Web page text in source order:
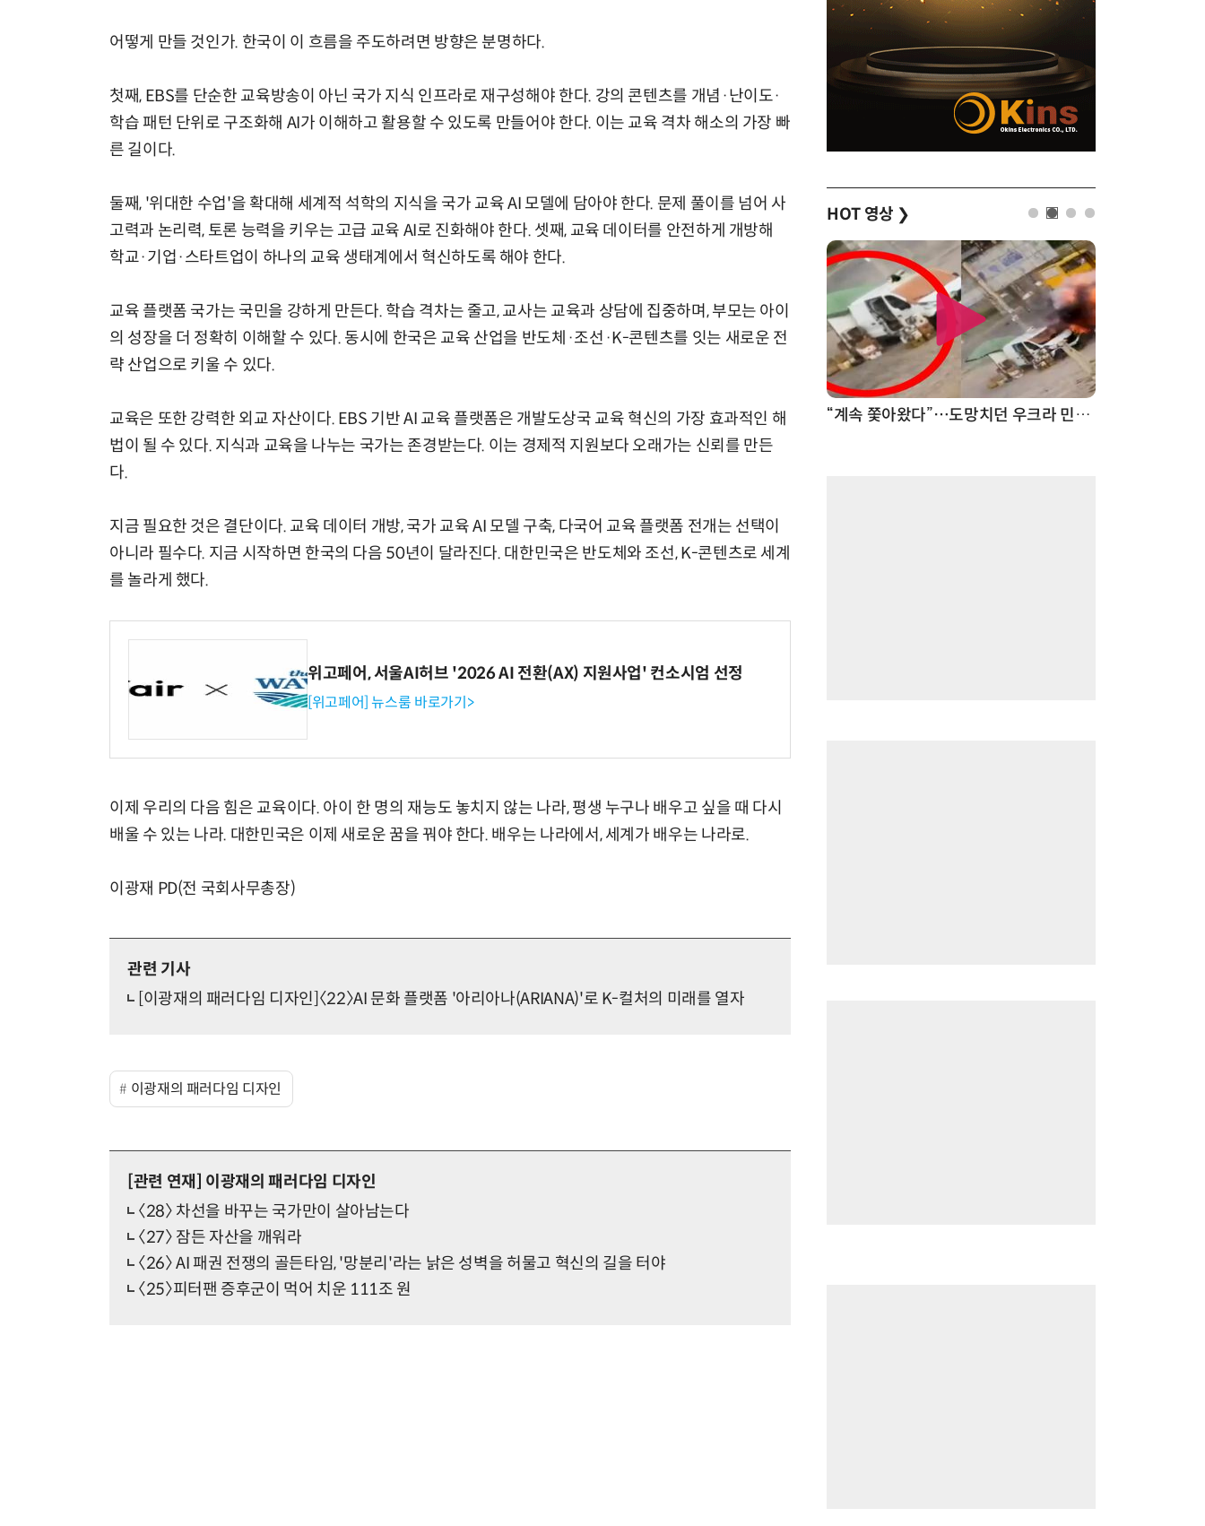
어떻게 만들 것인가. 한국이 이 흐름을 주도하려면 방향은 분명하다.
첫째, EBS를 단순한 교육방송이 아닌 국가 지식 인프라로 재구성해야 한다. 강의 콘텐츠를 개념·난이도·
학습 패턴 단위로 구조화해 AI가 이해하고 활용할 수 있도록 만들어야 한다. 이는 교육 격차 해소의 가장 빠
른 길이다.
둘째, '위대한 수업'을 확대해 세계적 석학의 지식을 국가 교육 AI 모델에 담아야 한다. 문제 풀이를 넘어 사
고력과 논리력, 토론 능력을 키우는 고급 교육 AI로 진화해야 한다. 셋째, 교육 데이터를 안전하게 개방해
학교·기업·스타트업이 하나의 교육 생태계에서 혁신하도록 해야 한다.
교육 플랫폼 국가는 국민을 강하게 만든다. 학습 격차는 줄고, 교사는 교육과 상담에 집중하며, 부모는 아이
의 성장을 더 정확히 이해할 수 있다. 동시에 한국은 교육 산업을 반도체·조선·K-콘텐츠를 잇는 새로운 전
략 산업으로 키울 수 있다.
교육은 또한 강력한 외교 자산이다. EBS 기반 AI 교육 플랫폼은 개발도상국 교육 혁신의 가장 효과적인 해
법이 될 수 있다. 지식과 교육을 나누는 국가는 존경받는다. 이는 경제적 지원보다 오래가는 신뢰를 만든
다.
지금 필요한 것은 결단이다. 교육 데이터 개방, 국가 교육 AI 모델 구축, 다국어 교육 플랫폼 전개는 선택이
아니라 필수다. 지금 시작하면 한국의 다음 50년이 달라진다. 대한민국은 반도체와 조선, K-콘텐츠로 세계
를 놀라게 했다.
위고페어, 서울AI허브 '2026 AI 전환(AX) 지원사업' 컨소시엄 선정
[위고페어] 뉴스룸 바로가기>
이제 우리의 다음 힘은 교육이다. 아이 한 명의 재능도 놓치지 않는 나라, 평생 누구나 배우고 싶을 때 다시
배울 수 있는 나라. 대한민국은 이제 새로운 꿈을 꿔야 한다. 배우는 나라에서, 세계가 배우는 나라로.
이광재 PD(전 국회사무총장)
관련 기사
[이광재의 패러다임 디자인]〈22〉AI 문화 플랫폼 '아리아나(ARIANA)'로 K-컬처의 미래를 열자
이광재의 패러다임 디자인
[관련 연재]
이광재의 패러다임 디자인
〈28〉 차선을 바꾸는 국가만이 살아남는다
〈27〉 잠든 자산을 깨워라
〈26〉 AI 패권 전쟁의 골든타임, '망분리'라는 낡은 성벽을 허물고 혁신의 길을 터야
〈25〉피터팬 증후군이 먹어 치운 111조 원
HOT 영상 ❯
거미줄 쏘고 자동 회수까지…현실판 스파이더맨 웹 슈터 70년 만에 돌아온 시베리아호랑이…카자흐스탄 야생에 풀렸다 “계속 쫓아왔다”…도망치던 우크라 민간인 공격한 러 자폭 드론